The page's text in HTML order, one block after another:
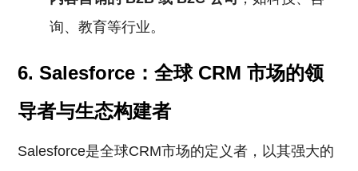
询、教育等行业。
6. Salesforce：全球 CRM 市场的领
导者与生态构建者
Salesforce是全球CRM市场的定义者，以其强大的